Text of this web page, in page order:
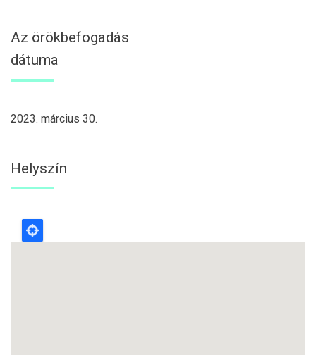
Az örökbefogadás
dátuma
2023. március 30.
Helyszín